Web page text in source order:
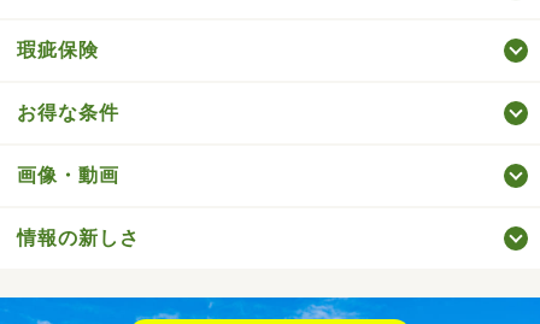
瑕疵保険
お得な条件
画像・動画
情報の新しさ